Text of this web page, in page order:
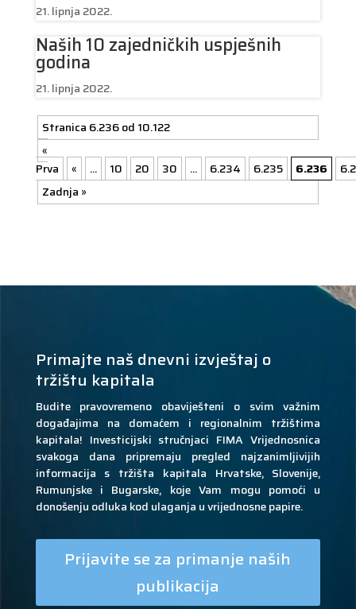
21. lipnja 2022.
Naših 10 zajedničkih uspješnih
godina
21. lipnja 2022.
Stranica 6.236 od 10.122
«
Prva
« ... 10 20 30 ... 6.234 6.235 6.236
Zadnja »
Primajte naš dnevni izvještaj o
tržištu kapitala
Budite pravovremeno obaviješteni o svim važnim
događajima na domaćem i regionalnim tržištima
kapitala! Investicijski stručnjaci FIMA Vrijednosnica
svakoga dana pripremaju pregled najzanimljivijih
informacija s tržišta kapitala Hrvatske, Slovenije,
Rumunjske i Bugarske, koje Vam mogu pomoći u
donošenju odluka kod ulaganja u vrijednosne papire.
Prijavite se za primanje naših
publikacija